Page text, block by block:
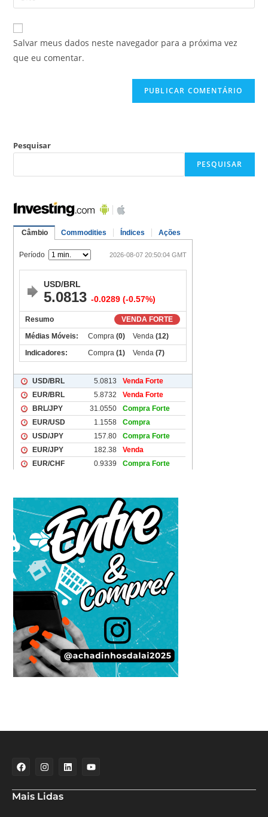
Salvar meus dados neste navegador para a próxima vez
que eu comentar.
Pesquisar
PESQUISAR
Mais Lidas